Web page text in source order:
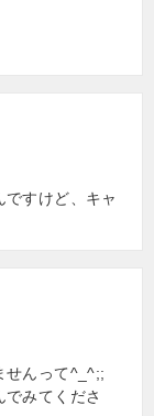
すけど、キャ
せんって^_^;;
みてくださ